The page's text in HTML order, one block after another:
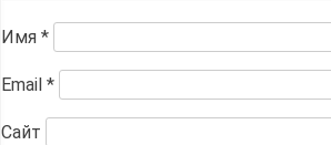
Имя *
Email *
Сайт